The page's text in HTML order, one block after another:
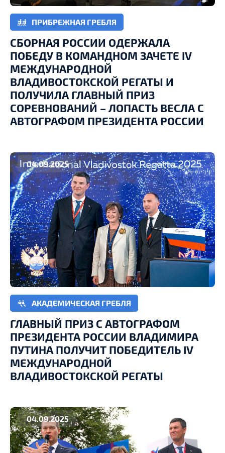
ПРИБРЕЖНАЯ ГРЕБЛЯ
СБОРНАЯ РОССИИ ОДЕРЖАЛА
ПОБЕДУ В КОМАНДНОМ ЗАЧЕТЕ IV
МЕЖДУНАРОДНОЙ
ВЛАДИВОСТОКСКОЙ РЕГАТЫ И
ПОЛУЧИЛА ГЛАВНЫЙ ПРИЗ
СОРЕВНОВАНИЙ – ЛОПАСТЬ ВЕСЛА С
АВТОГРАФОМ ПРЕЗИДЕНТА РОССИИ
04.09.2025
АКАДЕМИЧЕСКАЯ ГРЕБЛЯ
ГЛАВНЫЙ ПРИЗ С АВТОГРАФОМ
ПРЕЗИДЕНТА РОССИИ ВЛАДИМИРА
ПУТИНА ПОЛУЧИТ ПОБЕДИТЕЛЬ IV
МЕЖДУНАРОДНОЙ
ВЛАДИВОСТОКСКОЙ РЕГАТЫ
04.09.2025